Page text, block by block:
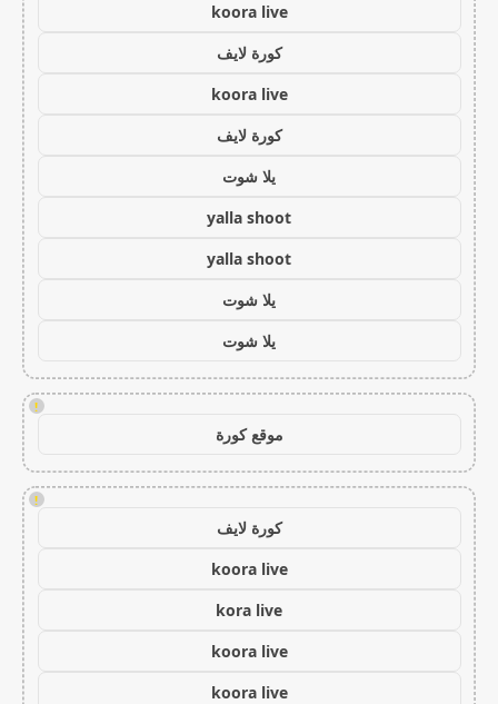
koora live
كورة لايف
koora live
كورة لايف
يلا شوت
yalla shoot
yalla shoot
يلا شوت
يلا شوت
!
موقع كورة
!
كورة لايف
koora live
kora live
koora live
koora live